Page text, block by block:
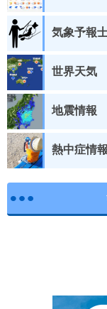
気象予報
世界天気
地震情報
熱中症情報